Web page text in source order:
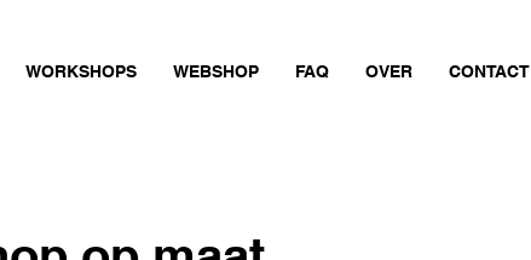
WORKSHOPS WEBSHOP FAQ OVER CONTACT